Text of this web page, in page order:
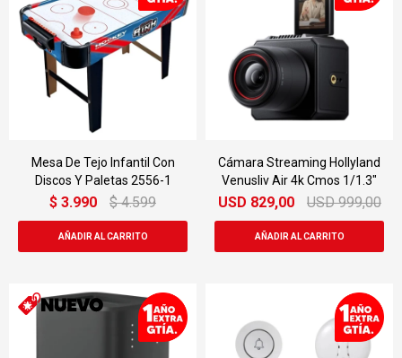
Mesa De Tejo Infantil Con
Discos Y Paletas 2556-1
$ 3.990 $ 4.599
Cámara Streaming Hollyland
Venusliv Air 4k Cmos 1/1.3"
USD 829,00 USD 999,00